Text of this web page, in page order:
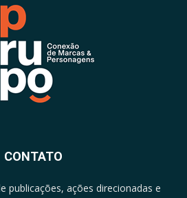
CONTATO
publicações, ações direcionadas e